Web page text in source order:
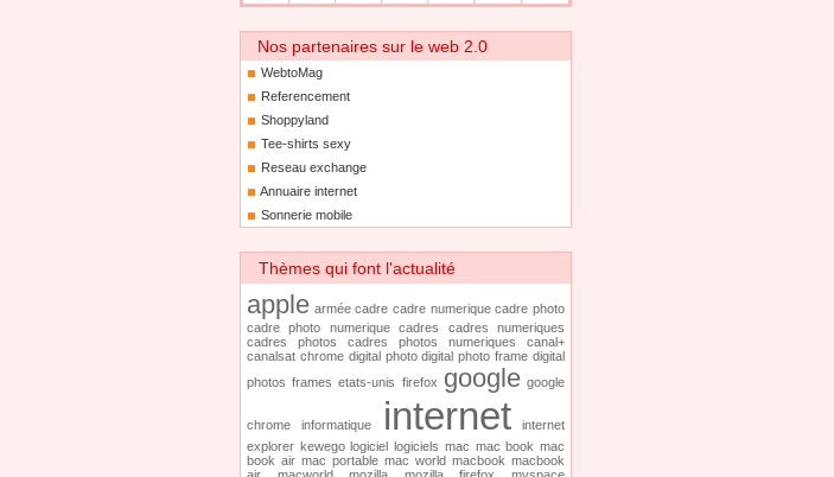
Nos partenaires sur le web 2.0
WebtoMag
Referencement
Shoppyland
Tee-shirts sexy
Reseau exchange
Annuaire internet
Sonnerie mobile
Thèmes qui font l'actualité
apple armée cadre cadre numerique cadre photo
cadre photo numerique
cadres
cadres numeriques
cadres photos
cadres photos numeriques
canal+
canalsat chrome digital photo digital photo frame digital
photos frames etats-unis firefox google google
chrome informatique internet
internet
explorer kewego logiciel logiciels mac mac book mac
book air mac portable mac world macbook macbook